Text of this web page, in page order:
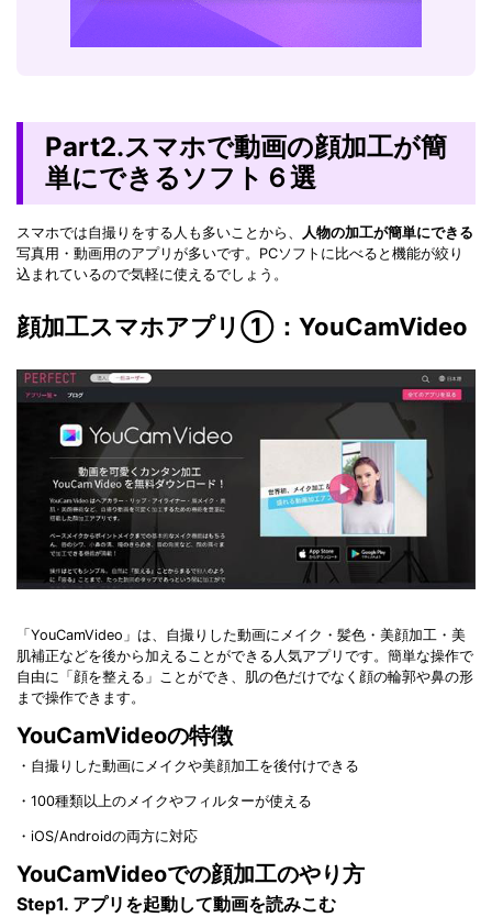
Part2.スマホで動画の顔加工が簡
単にできるソフト６選
スマホでは自撮りをする人も多いことから、
人物の加工が簡単にできる
写真用・動画用のアプリが多いです。PCソフトに比べると機能が絞り
込まれているので気軽に使えるでしょう。
顔加工スマホアプリ①：YouCamVideo
「YouCamVideo」は、自撮りした動画にメイク・髪色・美顔加工・美
肌補正などを後から加えることができる人気アプリです。簡単な操作で
自由に「顔を整える」ことができ、肌の色だけでなく顔の輪郭や鼻の形
まで操作できます。
YouCamVideoの特徴
・自撮りした動画にメイクや美顔加工を後付けできる
・100種類以上のメイクやフィルターが使える
・iOS/Androidの両方に対応
YouCamVideoでの顔加工のやり方
Step1. アプリを起動して動画を読みこむ